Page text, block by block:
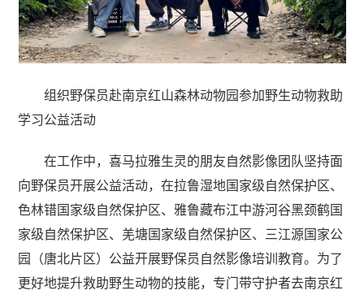
组织野保员赴南京红山森林动物园参加野生动物救助
学习公益活动
在工作中，喜马拉雅生灵的朋友自然影像团队坚持面
向野保员开展公益活动，在拉鲁湿地国家级自然保护区、
色林错国家级自然保护区、雅鲁藏布江中游河谷黑颈鹤国
家级自然保护区、羌塘国家级自然保护区、三江源国家公
园（唐北片区）公益开展野保员自然影像培训教育。为了
更好地提升救助野生动物的技能，专门带守护者去南京红